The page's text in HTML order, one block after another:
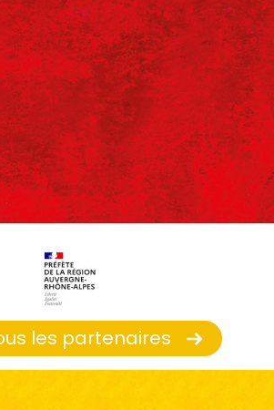
les partenaires